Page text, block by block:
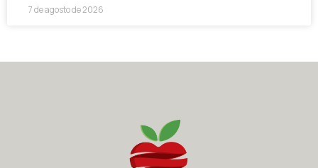
7 de agosto de 2026